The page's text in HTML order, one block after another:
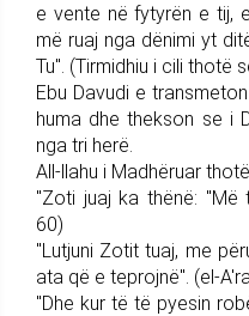
e vente në fytyrën e tij,
më ruaj nga dënimi yt
Tu". (Tirmidhiu i cili thotë
Ebu Davudi e
huma dhe thekson se i
nga tri herë.
All-llahu i Madhëruar
"Zoti juaj ka thënë: "Më
60)
"Lutjuni Zotit tuaj, me
ata që e teprojnë". (el-
"Dhe kur të të pyesin